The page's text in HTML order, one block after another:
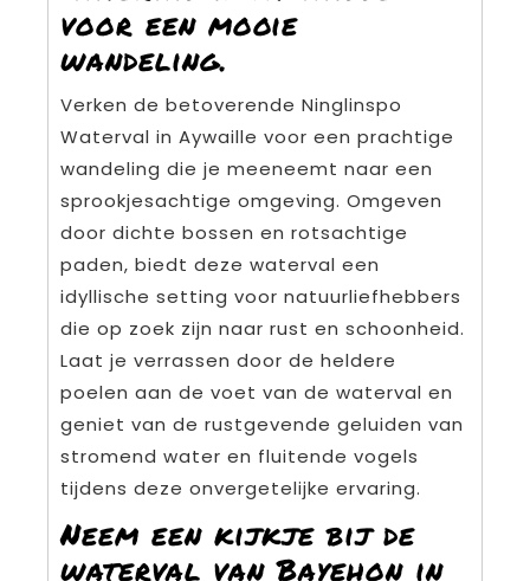
voor een mooie
wandeling.
Verken de betoverende Ninglinspo
Waterval in Aywaille voor een prachtige
wandeling die je meeneemt naar een
sprookjesachtige omgeving. Omgeven
door dichte bossen en rotsachtige
paden, biedt deze waterval een
idyllische setting voor natuurliefhebbers
die op zoek zijn naar rust en schoonheid.
Laat je verrassen door de heldere
poelen aan de voet van de waterval en
geniet van de rustgevende geluiden van
stromend water en fluitende vogels
tijdens deze onvergetelijke ervaring.
Neem een kijkje bij de
waterval van Bayehon in